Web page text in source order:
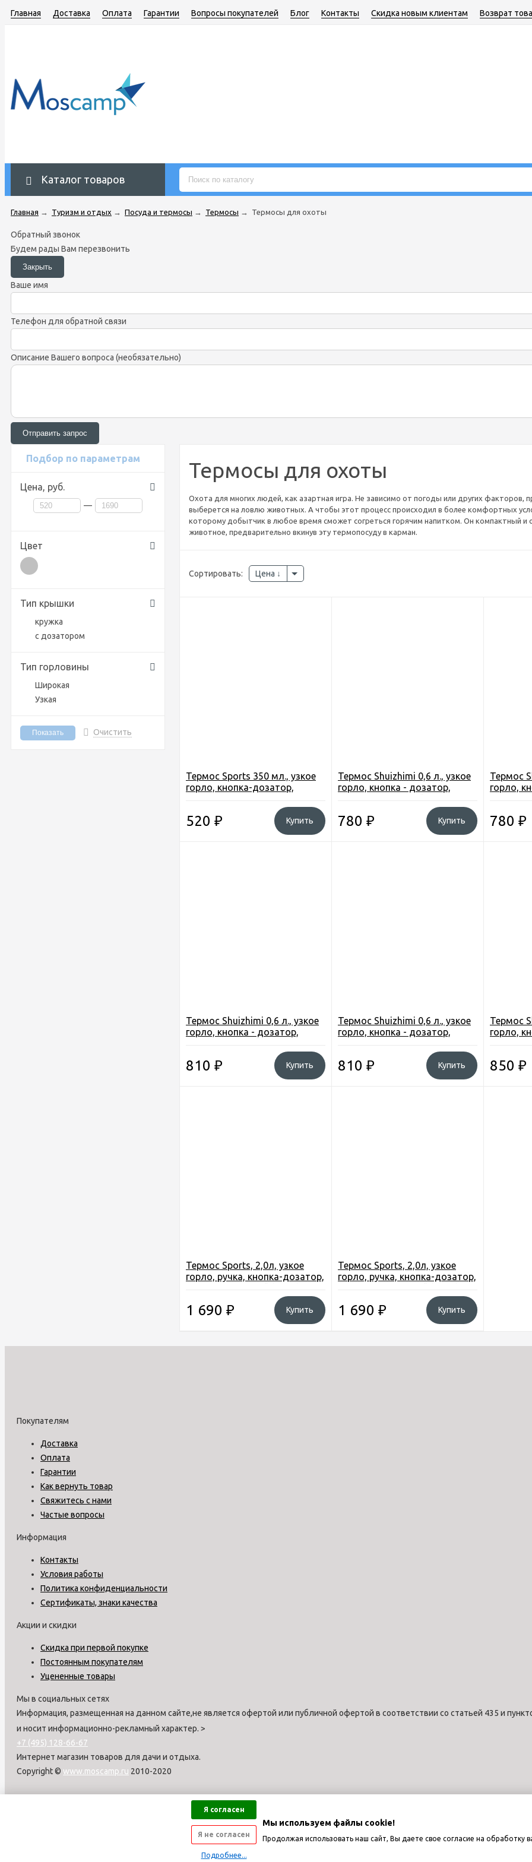
Я согласен
Я не согласен
Подробнее...
Мы используем файлы cookie!
Продолжая использовать наш сайт, Вы даете свое согласие на обработку
Главная Доставка Оплата Гарантии Вопросы покупателей Блог Контакты Скидка новым клиентам Возврат
Каталог товаров
Главная → Туризм и отдых → Посуда и термосы → Термосы → Термосы для охоты
Обратный звонок
Будем рады Вам перезвонить
Ваше имя
Телефон для обратной связи
Описание Вашего вопроса (необязательно)
Подбор по параметрам
Цена, руб.
—
Цвет
Тип крышки
кружка
с дозатором
Тип горловины
Широкая
Узкая
Очистить
Термосы для охоты
Охота для многих людей, как азартная игра. Не зависимо от погоды или других
выберется на ловлю животных. А чтобы этот процесс происходил в более комфортных
которому добытчик в любое время сможет согреться горячим напитком. Он компактный
животное, предварительно вкинув эту термопосуду в карман.
Сортировать: Цена
Термос Sports 350 мл., узкое
горло, кнопка-дозатор,
520 ₽ Купить
Термос Shuizhimi 0,6 л., узкое
горло, кнопка - дозатор,
780 ₽ Купить
Термос
горло,
780 ₽
Термос Shuizhimi 0,6 л., узкое
горло, кнопка - дозатор,
810 ₽ Купить
Термос Shuizhimi 0,6 л., узкое
горло, кнопка - дозатор,
810 ₽ Купить
Термос
горло,
850 ₽
Термос Sports, 2,0л, узкое
горло, ручка, кнопка-дозатор,
1 690 ₽ Купить
Термос Sports, 2,0л, узкое
горло, ручка, кнопка-дозатор,
1 690 ₽ Купить
Покупателям
Доставка
Оплата
Гарантии
Как вернуть товар
Свяжитесь с нами
Частые вопросы
Информация
Контакты
Условия работы
Политика конфиденциальности
Сертификаты, знаки качества
Акции и скидки
Скидка при первой покупке
Постоянным покупателям
Уцененные товары
Мы в социальных сетях
Информация, размещенная на данном сайте,не является офертой или публичной офертой в соответствии со статьей 435 и
и носит информационно-рекламный характер. >
+7 (495) 128-66-67
Интернет магазин товаров для дачи и отдыха.
Copyright © www.moscamp.ru 2010-2020